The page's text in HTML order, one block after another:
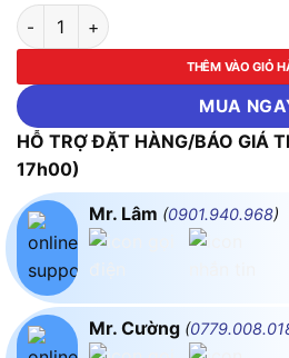
Máy cưa cầm tay 20V max Dewalt
THÊM VÀO GIỎ
MUA
HỖ TRỢ ĐẶT HÀNG/BÁO GIÁ
17h00)
Mr. Lâm (0901.940.968)
Mr. Cường (